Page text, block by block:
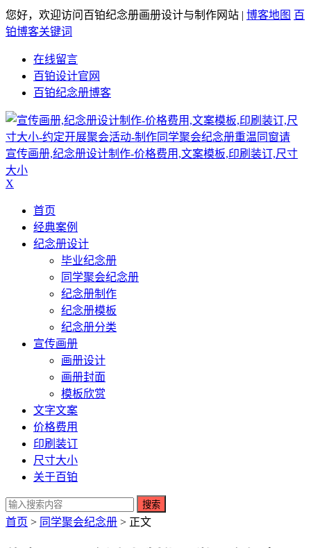
您好，欢迎访问百铂纪念册画册设计与制作网站 | 博客地图 百
铂博客关键词
在线留言
百铂设计官网
百铂纪念册博客
宣传画册,纪念册设计制作-价格费用,文案模板,印刷装订,尺寸
大小
X
首页
经典案例
纪念册设计
毕业纪念册
同学聚会纪念册
纪念册制作
纪念册模板
纪念册分类
宣传画册
画册设计
画册封面
模板欣赏
文字文案
价格费用
印刷装订
尺寸大小
关于百铂
搜索
首页 > 同学聚会纪念册 > 正文